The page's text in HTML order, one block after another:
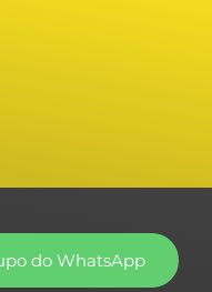
do WhatsApp